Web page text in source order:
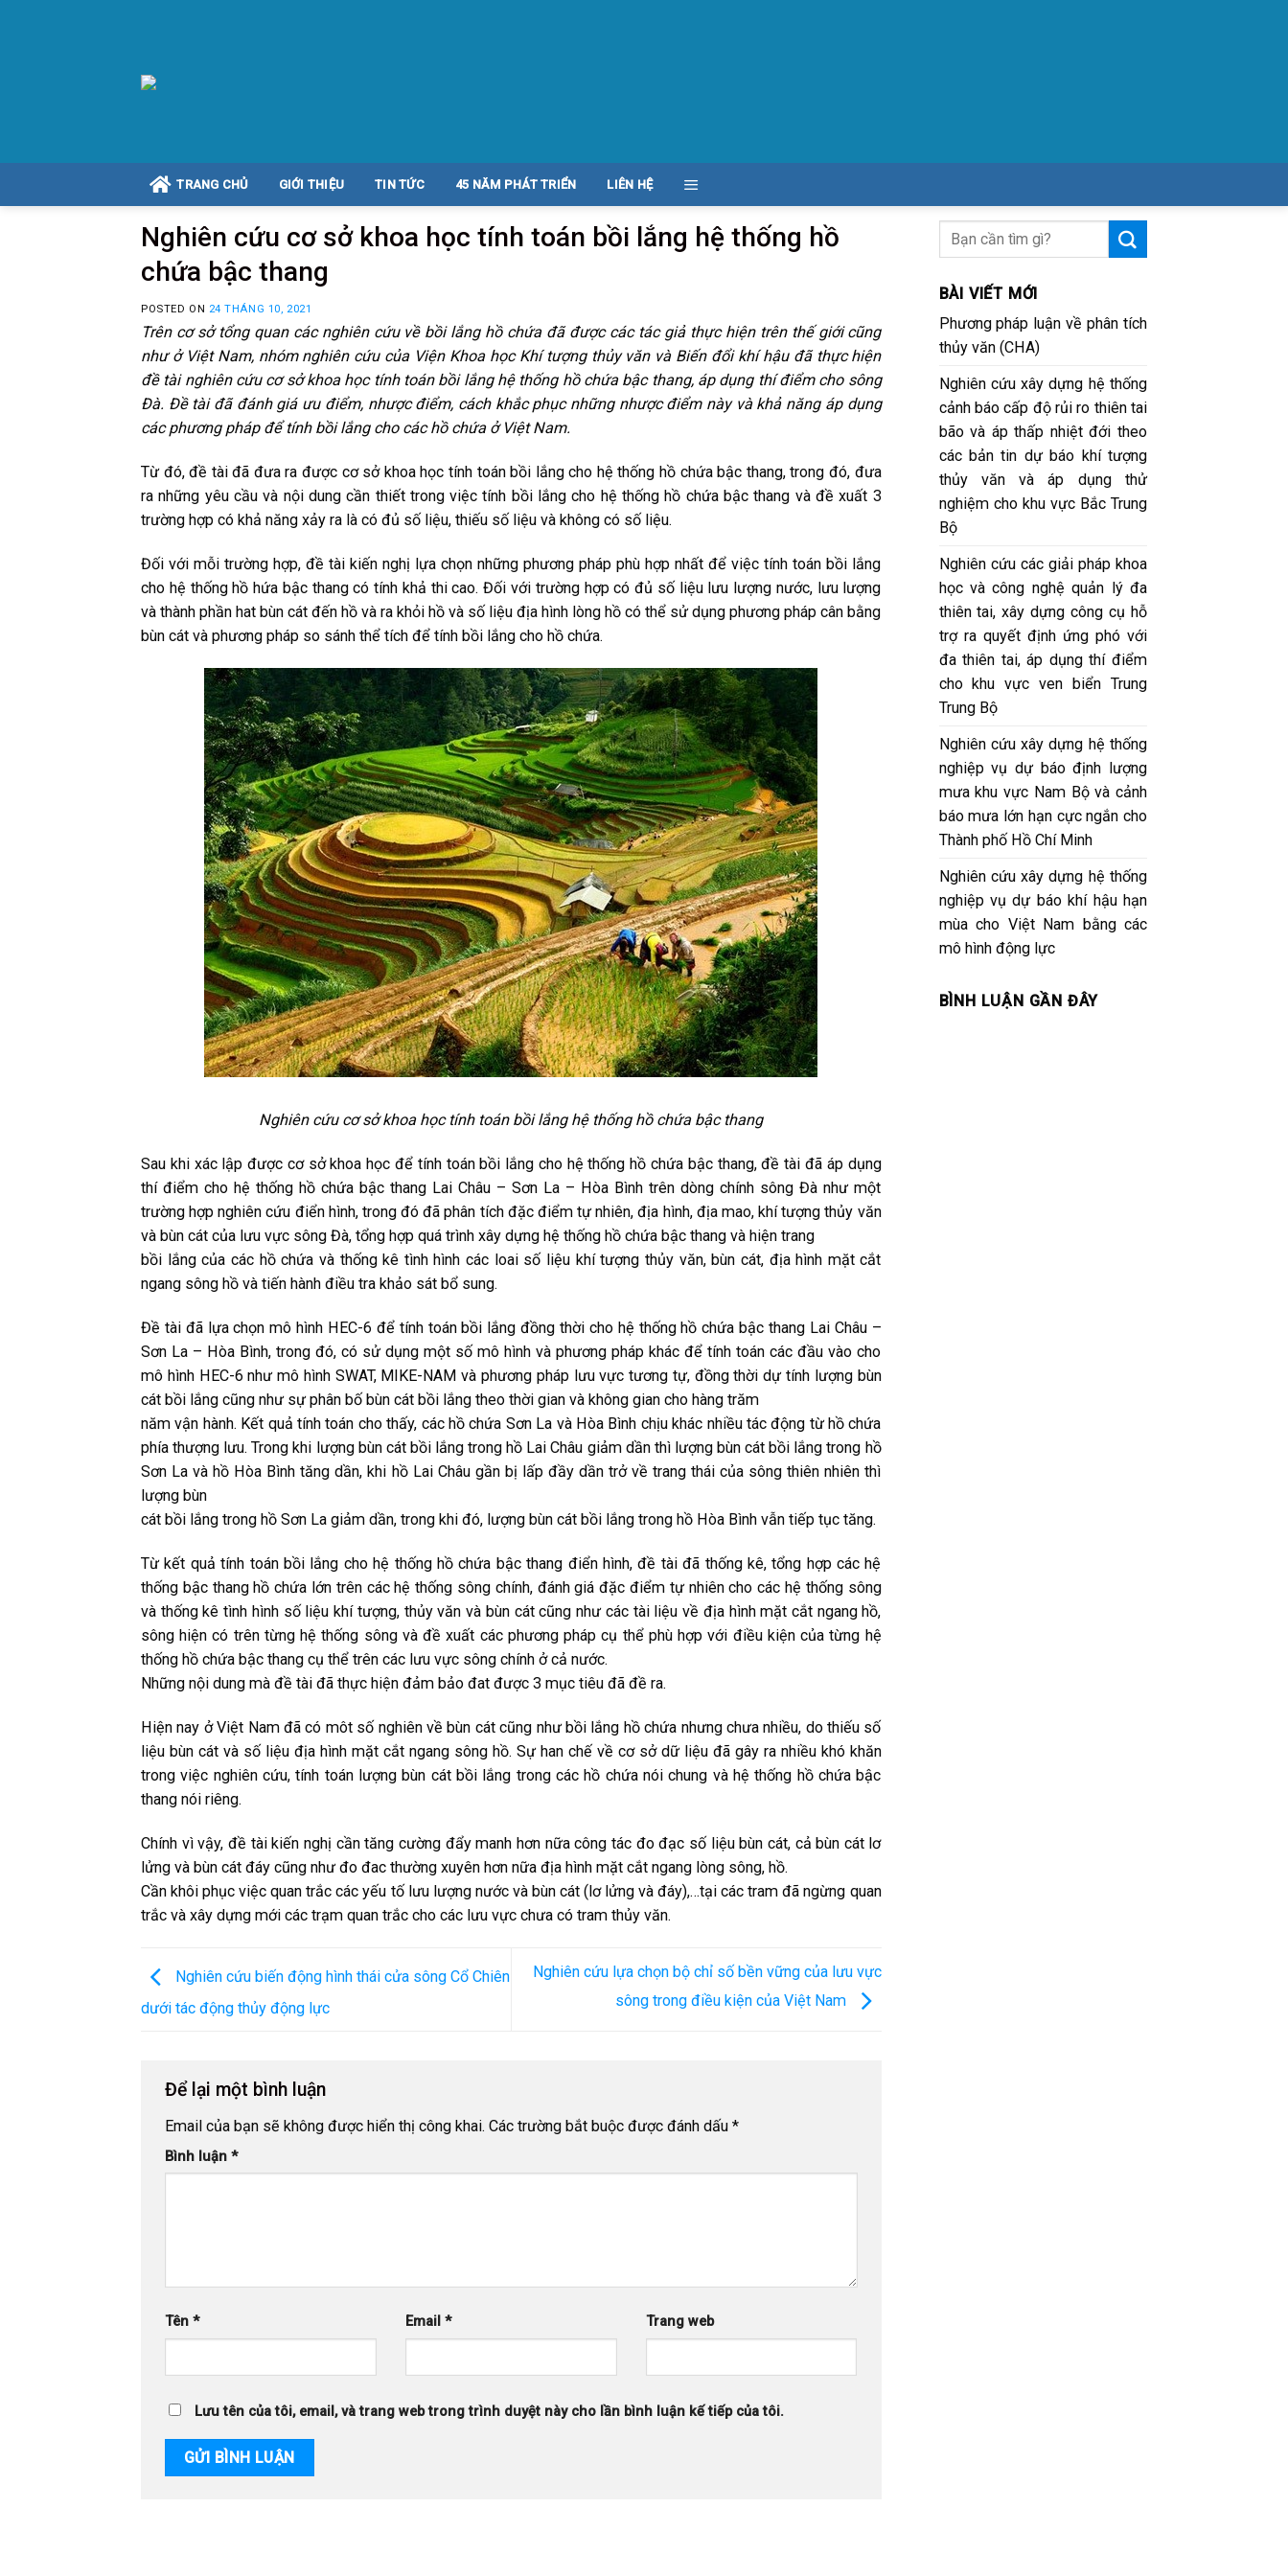
TRANG CHỦ GIỚI THIỆU TIN TỨC 45 NĂM PHÁT TRIỂN LIÊN HỆ
Nghiên cứu cơ sở khoa học tính toán bồi lắng hệ thống hồ
chứa bậc thang
POSTED ON 24 THÁNG 10, 2021
Trên cơ sở tổng quan các nghiên cứu về bồi lắng hồ chứa đã được các tác giả thực hiện trên thế giới cũng
như ở Việt Nam, nhóm nghiên cứu của Viện Khoa học Khí tượng thủy văn và Biến đổi khí hậu đã thực hiện
đề tài nghiên cứu cơ sở khoa học tính toán bồi lắng hệ thống hồ chứa bậc thang, áp dụng thí điểm cho sông
Đà. Đề tài đã đánh giá ưu điểm, nhược điểm, cách khắc phục những nhược điểm này và khả năng áp dụng
các phương pháp để tính bồi lắng cho các hồ chứa ở Việt Nam.
Từ đó, đề tài đã đưa ra được cơ sở khoa học tính toán bồi lắng cho hệ thống hồ chứa bậc thang, trong đó, đưa
ra những yêu cầu và nội dung cần thiết trong việc tính bồi lắng cho hệ thống hồ chứa bậc thang và đề xuất 3
trường hợp có khả năng xảy ra là có đủ số liệu, thiếu số liệu và không có số liệu.
Đối với mỗi trường hợp, đề tài kiến nghị lựa chọn những phương pháp phù hợp nhất để việc tính toán bồi lắng
cho hệ thống hồ hứa bậc thang có tính khả thi cao. Đối với trường hợp có đủ số liệu lưu lượng nước, lưu lượng
và thành phần hat bùn cát đến hồ và ra khỏi hồ và số liệu địa hình lòng hồ có thể sử dụng phương pháp cân bằng
bùn cát và phương pháp so sánh thể tích để tính bồi lắng cho hồ chứa.
Nghiên cứu cơ sở khoa học tính toán bồi lắng hệ thống hồ chứa bậc thang
Sau khi xác lập được cơ sở khoa học để tính toán bồi lắng cho hệ thống hồ chứa bậc thang, đề tài đã áp dụng
thí điểm cho hệ thống hồ chứa bậc thang Lai Châu – Sơn La – Hòa Bình trên dòng chính sông Đà như một
trường hợp nghiên cứu điển hình, trong đó đã phân tích đặc điểm tự nhiên, địa hình, địa mao, khí tượng thủy văn
và bùn cát của lưu vực sông Đà, tổng hợp quá trình xây dựng hệ thống hồ chứa bậc thang và hiện trang
bồi lắng của các hồ chứa và thống kê tình hình các loai số liệu khí tượng thủy văn, bùn cát, địa hình mặt cắt
ngang sông hồ và tiến hành điều tra khảo sát bổ sung.
Đề tài đã lựa chọn mô hình HEC-6 để tính toán bồi lắng đồng thời cho hệ thống hồ chứa bậc thang Lai Châu –
Sơn La – Hòa Bình, trong đó, có sử dụng một số mô hình và phương pháp khác để tính toán các đầu vào cho
mô hình HEC-6 như mô hình SWAT, MIKE-NAM và phương pháp lưu vực tương tự, đồng thời dự tính lượng bùn
cát bồi lắng cũng như sự phân bố bùn cát bồi lắng theo thời gian và không gian cho hàng trăm
năm vận hành. Kết quả tính toán cho thấy, các hồ chứa Sơn La và Hòa Bình chịu khác nhiều tác động từ hồ chứa
phía thượng lưu. Trong khi lượng bùn cát bồi lắng trong hồ Lai Châu giảm dần thì lượng bùn cát bồi lắng trong hồ
Sơn La và hồ Hòa Bình tăng dần, khi hồ Lai Châu gần bị lấp đầy dần trở về trang thái của sông thiên nhiên thì
lượng bùn
cát bồi lắng trong hồ Sơn La giảm dần, trong khi đó, lượng bùn cát bồi lắng trong hồ Hòa Bình vẫn tiếp tục tăng.
Từ kết quả tính toán bồi lắng cho hệ thống hồ chứa bậc thang điển hình, đề tài đã thống kê, tổng hợp các hệ
thống bậc thang hồ chứa lớn trên các hệ thống sông chính, đánh giá đặc điểm tự nhiên cho các hệ thống sông
và thống kê tình hình số liệu khí tượng, thủy văn và bùn cát cũng như các tài liệu về địa hình mặt cắt ngang hồ,
sông hiện có trên từng hệ thống sông và đề xuất các phương pháp cụ thể phù hợp với điều kiện của từng hệ
thống hồ chứa bậc thang cụ thể trên các lưu vực sông chính ở cả nước.
Những nội dung mà đề tài đã thực hiện đảm bảo đat được 3 mục tiêu đã đề ra.
Hiện nay ở Việt Nam đã có môt số nghiên về bùn cát cũng như bồi lắng hồ chứa nhưng chưa nhiều, do thiếu số
liệu bùn cát và số liệu địa hình mặt cắt ngang sông hồ. Sự han chế về cơ sở dữ liệu đã gây ra nhiều khó khăn
trong việc nghiên cứu, tính toán lượng bùn cát bồi lắng trong các hồ chứa nói chung và hệ thống hồ chứa bậc
thang nói riêng.
Chính vì vậy, đề tài kiến nghị cần tăng cường đẩy manh hơn nữa công tác đo đạc số liệu bùn cát, cả bùn cát lơ
lửng và bùn cát đáy cũng như đo đac thường xuyên hơn nữa địa hình mặt cắt ngang lòng sông, hồ.
Cần khôi phục việc quan trắc các yếu tố lưu lượng nước và bùn cát (lơ lửng và đáy),…tại các tram đã ngừng quan
trắc và xây dựng mới các trạm quan trắc cho các lưu vực chưa có tram thủy văn.
Nghiên cứu biến động hình thái cửa sông Cổ Chiên
dưới tác động thủy động lực
Nghiên cứu lựa chọn bộ chỉ số bền vững của lưu vực
sông trong điều kiện của Việt Nam
Để lại một bình luận
Email của bạn sẽ không được hiển thị công khai. Các trường bắt buộc được đánh dấu *
Bình luận *
Tên * Email * Trang web
Lưu tên của tôi, email, và trang web trong trình duyệt này cho lần bình luận kế tiếp của tôi.
BÀI VIẾT MỚI
Phương pháp luận về phân tích
thủy văn (CHA)
Nghiên cứu xây dựng hệ thống
cảnh báo cấp độ rủi ro thiên tai
bão và áp thấp nhiệt đới theo
các bản tin dự báo khí tượng
thủy văn và áp dụng thử
nghiệm cho khu vực Bắc Trung
Bộ
Nghiên cứu các giải pháp khoa
học và công nghệ quản lý đa
thiên tai, xây dựng công cụ hỗ
trợ ra quyết định ứng phó với
đa thiên tai, áp dụng thí điểm
cho khu vực ven biển Trung
Trung Bộ
Nghiên cứu xây dựng hệ thống
nghiệp vụ dự báo định lượng
mưa khu vực Nam Bộ và cảnh
báo mưa lớn hạn cực ngắn cho
Thành phố Hồ Chí Minh
Nghiên cứu xây dựng hệ thống
nghiệp vụ dự báo khí hậu hạn
mùa cho Việt Nam bằng các
mô hình động lực
BÌNH LUẬN GẦN ĐÂY